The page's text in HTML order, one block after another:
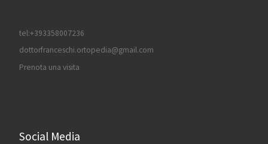
tel:+393358007236
dottorfranceschi.ortopedia@gmail.com
Prenota una visita
Social Media